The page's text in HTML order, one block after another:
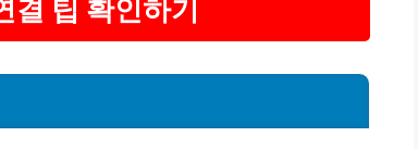
팁 확인하기